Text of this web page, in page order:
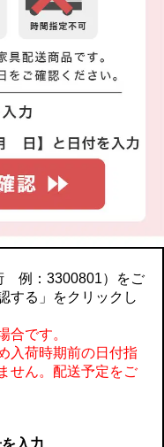
例：3300801）をご
する」をクリックし
合です。
入荷時期前の日付指
せん。配送予定をご
入力